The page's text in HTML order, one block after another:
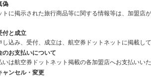
偽
トに掲示された旅行商品等に関する情報等は、加盟
と成立
し込み、受付、成立は、航空券ドットネットに掲載し
お支払いについて
いは航空券ドットネット掲載の各加盟店へお支払い
ンセル・変更